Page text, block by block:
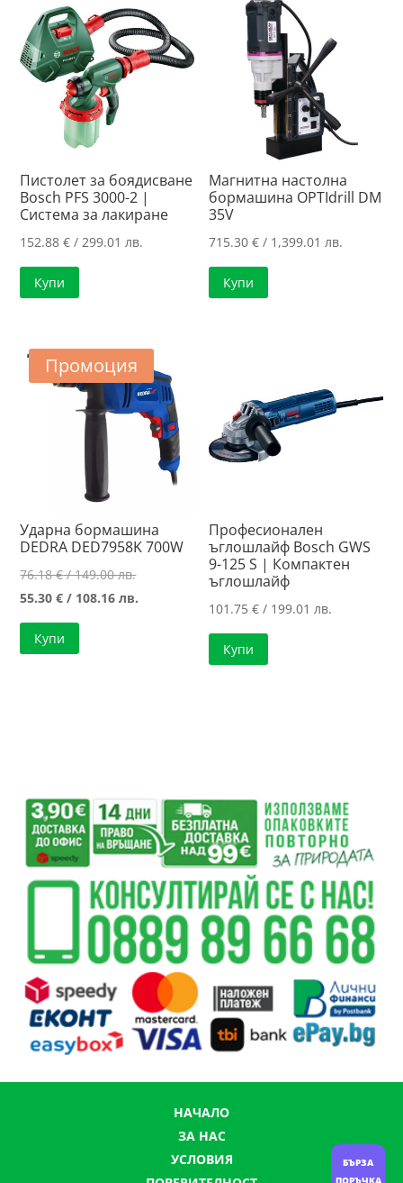
Пистолет за боядисване
Bosch PFS 3000-2 |
Система за лакиране
152.88€ / 299.01 лв.
Купи
Магнитна настолна
бормашина OPTIdrill DM
35V
715.30€ / 1,399.01 лв.
Купи
Промоция
Ударна бормашина
DEDRA DED7958K 700W
76.18€/ 149.00 лв.Original
price
55.30€ / 108.16 лв.
Купи
Професионален
ъглошлайф Bosch GWS
9-125 S | Компактен
ъглошлайф
101.75€ / 199.01 лв.
Купи
НАЧАЛО
ЗА НАС
УСЛОВИЯ
БЪРЗА
ПОРЪЧКА